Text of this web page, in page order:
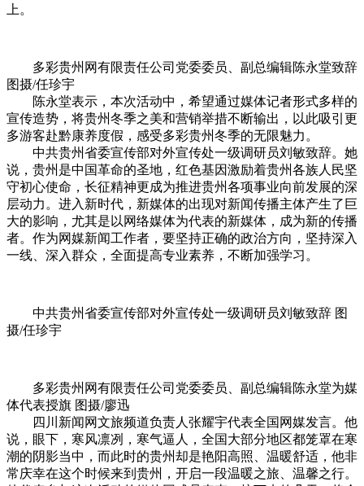
上。
多彩贵州网有限责任公司党委委员、副总编辑陈永堂致辞
图摄/任珍宇
陈永堂表示，本次活动中，希望通过媒体记者形式多样的
宣传造势，将贵州冬季之美和营销举措不断输出，以此吸引更
多游客赴黔康养度假，感受多彩贵州冬季的无限魅力。
中共贵州省委宣传部对外宣传处一级调研员刘敏致辞。她
说，贵州是中国革命的圣地，红色基因激励着贵州各族人民坚
守初心使命 ，长征精神更成为推进贵州各项事业向前发展的深
层动力。进入新时代，新媒体的出现对新闻传播主体产生了巨
大的影响，尤其是以网络媒体为代表的新媒体，成为新的传播
者。作为网媒新闻工作者，要坚持正确的政治方向，坚持深入
一线、深入群众，全面提高专业素养，不断加强学习 。
中共贵州省委宣传部对外宣传处一级调研员刘敏致辞 图
摄/任珍宇
多彩贵州网有限责任公司党委委员、副总编辑陈永堂为媒
体代表授旗 图摄/廖迅
四川新闻网文旅频道负责人张耀宇代表全国网媒发言。他
说，眼下，寒风凛冽，寒气逼人，全国大部分地区都笼罩在寒
潮的阴影当中，而此时的贵州却是艳阳高照、温暖舒适，他非
常庆幸在这个时候来到贵州，开启一段温暖之旅、温馨之行。